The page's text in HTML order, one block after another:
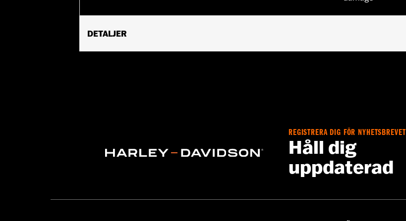
DETALJER
Right and left hand grips, installation instructions
WARRANTY:1 year limited warranty – Go towww.h-d.com/warrantyfor full details
REGISTRERA DIG FÖR NYHETSBREVET
Håll dig
uppdaterad